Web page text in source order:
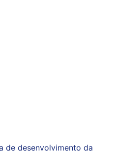
de desenvolvimento da